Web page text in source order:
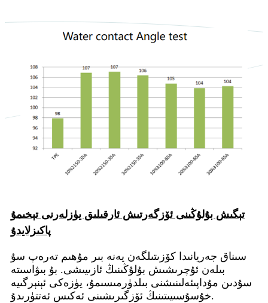
تېگىش بۇلۇڭىنى ئۆزگەرتىش ئارقىلىق يۈزلەرنى تېخىمۇ
پاكىزلايدۇ
سىناق جەريانىدا كۆزىتىلگەن يەنە بىر مۇھىم تەرەپ سۇ
بىلەن ئۇچرىشىش بۇلۇڭىنىڭ ئازىيىشى. بۇ بىۋاسىتە
سۇدىن مۇداپىئەلىنىشنى بىلدۈرمىسىمۇ، يۈزەكى ئېنېرگىيە
خۇسۇسىيىتىنىڭ ئۆزگىرىشىنى ئەكىس ئەتتۈرىدۇ.